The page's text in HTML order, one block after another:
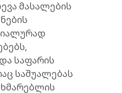
მასალების
საფარის
საშუალებას